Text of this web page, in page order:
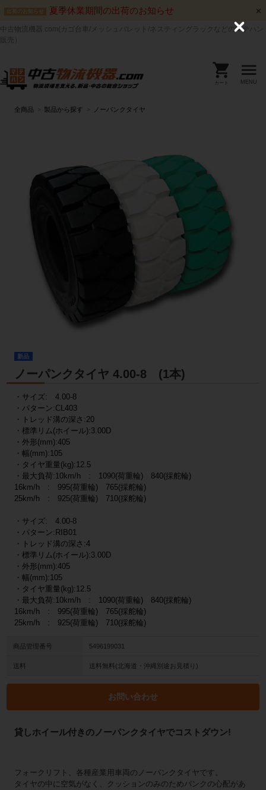
出荷のお知らせ 夏季休業期間の出荷のお知らせ
中古物流機器.com(カゴ台車/メッシュパレット/ネスティングラックなどのマテハン
カート MENU
全商品 製品から探す ノーパンクタイヤ
新品
ノーパンクタイヤ 4.00-8 (1本)
・サイズ: 4.00-8
・パターン:CL403
・トレッド溝の深さ:20
・標準リム(ホイール):3.00D
・外形(mm):405
・幅(mm):105
・タイヤ重量(kg):12.5
・最大負荷:10km/h : 1090(荷重輪) 840(採舵輪)
16km/h : 995(荷重輪) 765(採舵輪)
25km/h : 925(荷重輪) 710(採舵輪)
・サイズ: 4.00-8
・パターン:RIB01
・トレッド溝の深さ:4
・標準リム(ホイール):3.00D
・外形(mm):405
・幅(mm):105
・タイヤ重量(kg):12.5
・最大負荷:10km/h : 1090(荷重輪) 840(採舵輪)
16km/h : 995(荷重輪) 765(採舵輪)
25km/h : 925(荷重輪) 710(採舵輪)
商品管理番号 5496199031
送料 送料無料(北海道・沖縄別途お見積り)
お問い合わせ
貸しホイール付きのノーパンクタイヤでコストダウン!
フォークリフト、各種産業用車両のノーパンクタイヤです。
タイヤの中に空気がなく、クッションのみのためパンクの心配があ
C
e